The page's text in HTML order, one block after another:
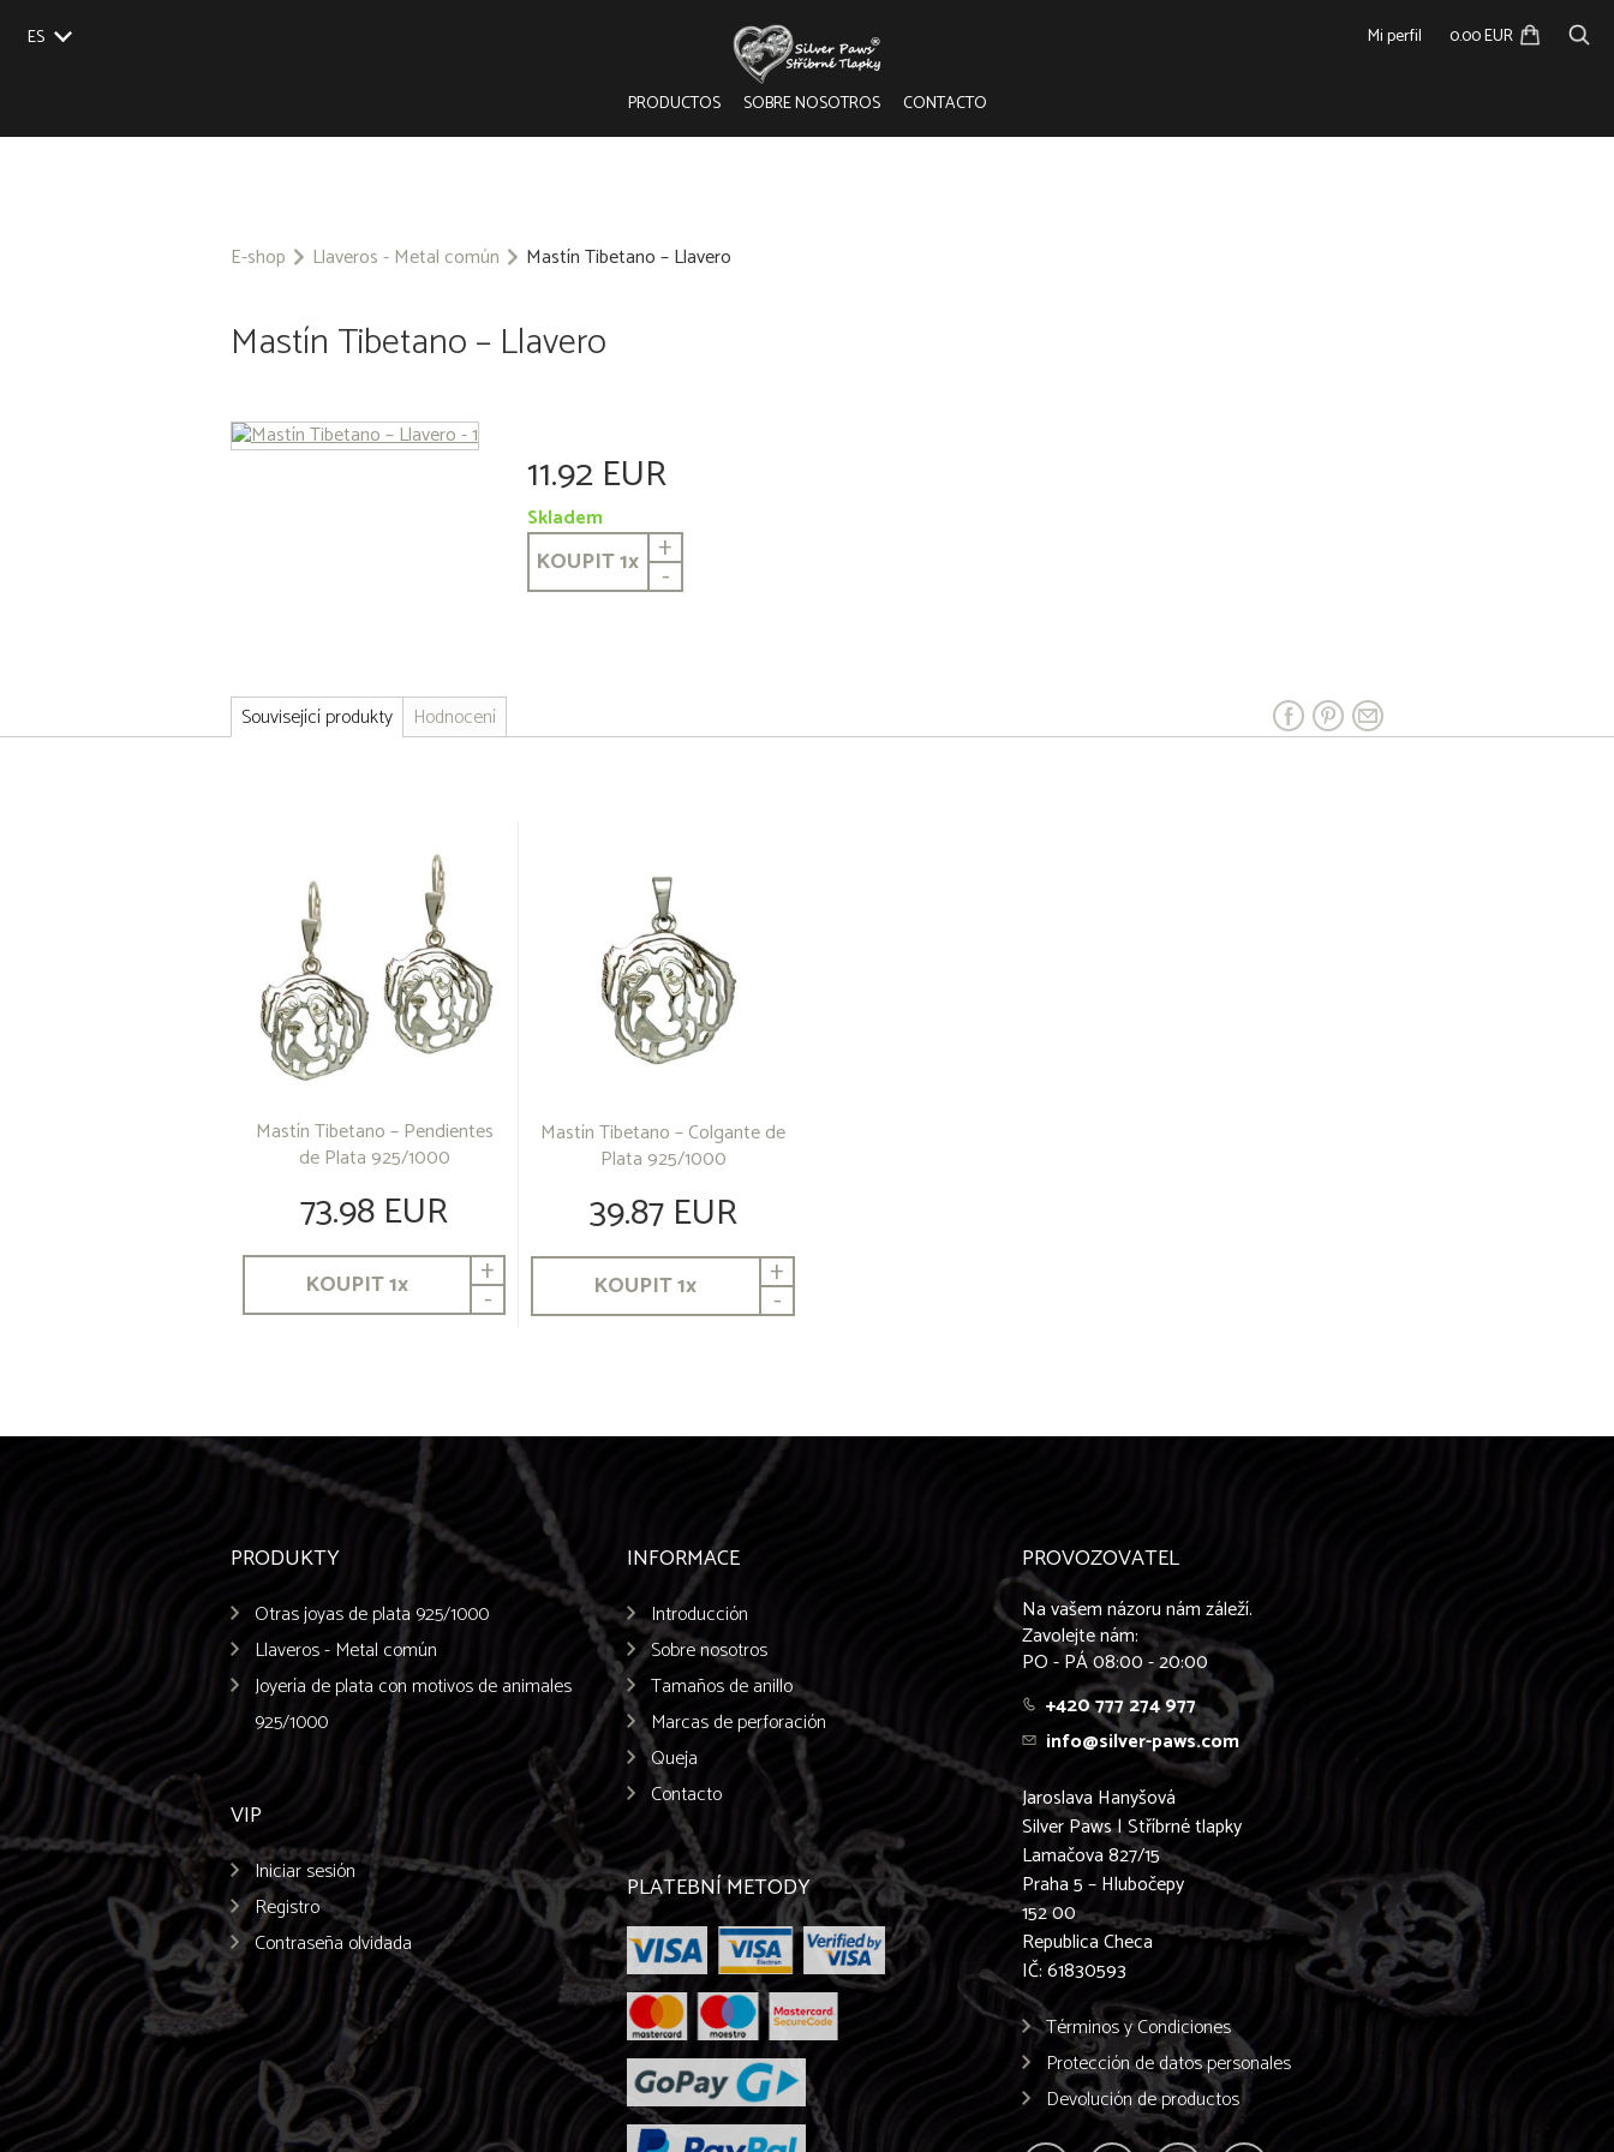
ES
CZ
Mi perfil 0.00 EUR
PRODUCTOS SOBRE NOSOTROS CONTACTO
E-shop Llaveros - Metal común Mastín Tibetano – Llavero
Mastín Tibetano – Llavero
11.92 EUR
Skladem
KOUPIT1x +
-
Související produkty Hodnocení
Mastín Tibetano – Pendientes
de Plata 925/1000
73.98 EUR
KOUPIT1x +
-
Mastín Tibetano – Colgante de
Plata 925/1000
39.87 EUR
KOUPIT1x +
-
PRODUKTY
Otras joyas de plata 925/1000
Llaveros - Metal común
Joyería de plata con motivos de animales
925/1000
VIP
Iniciar sesión
Registro
Contraseña olvidada
INFORMACE
Introducción
Sobre nosotros
Tamaños de anillo
Marcas de perforación
Queja
Contacto
PLATEBNÍ METODY
PROVOZOVATEL
Na vašem názoru nám záleží.
Zavolejte nám:
PO - PÁ 08:00 - 20:00
+420 777 274 977
info@silver-paws.com
Jaroslava Hanyšová
Silver Paws | Stříbrné tlapky
Lamačova 827/15
Praha 5 – Hlubočepy
152 00
Republica Checa
IČ: 61830593
Términos y Condiciones
Protección de datos personales
Devolución de productos